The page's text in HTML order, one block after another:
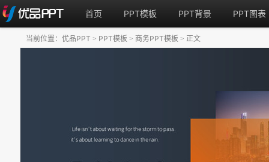
首页 PPT模板 PPT背景 PPT图表
当前位置： 优品PPT > PPT模板 > 商务PPT模板 > 正文